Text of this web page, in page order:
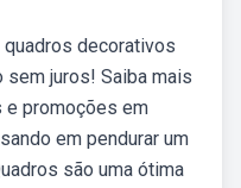
decorativos
sem juros! Saiba mais
promoções em
em pendurar um
são uma ótima